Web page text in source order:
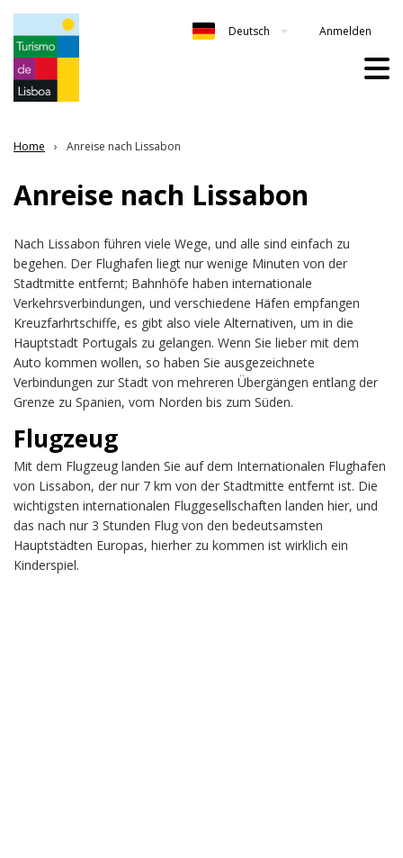
Deutsch Anmelden
Home Anreise nach Lissabon
Anreise nach Lissabon
Nach Lissabon führen viele Wege, und alle sind einfach zu
begehen. Der Flughafen liegt nur wenige Minuten von der
Stadtmitte entfernt; Bahnhöfe haben internationale
Verkehrsverbindungen, und verschiedene Häfen empfangen
Kreuzfarhrtschiffe, es gibt also viele Alternativen, um in die
Hauptstadt Portugals zu gelangen. Wenn Sie lieber mit dem
Auto kommen wollen, so haben Sie ausgezeichnete
Verbindungen zur Stadt von mehreren Übergängen entlang der
Grenze zu Spanien, vom Norden bis zum Süden.
Flugzeug
Mit dem Flugzeug landen Sie auf dem Internationalen Flughafen
von Lissabon, der nur 7 km von der Stadtmitte entfernt ist. Die
wichtigsten internationalen Fluggesellschaften landen hier, und
das nach nur 3 Stunden Flug von den bedeutsamsten
Hauptstädten Europas, hierher zu kommen ist wirklich ein
Kinderspiel.